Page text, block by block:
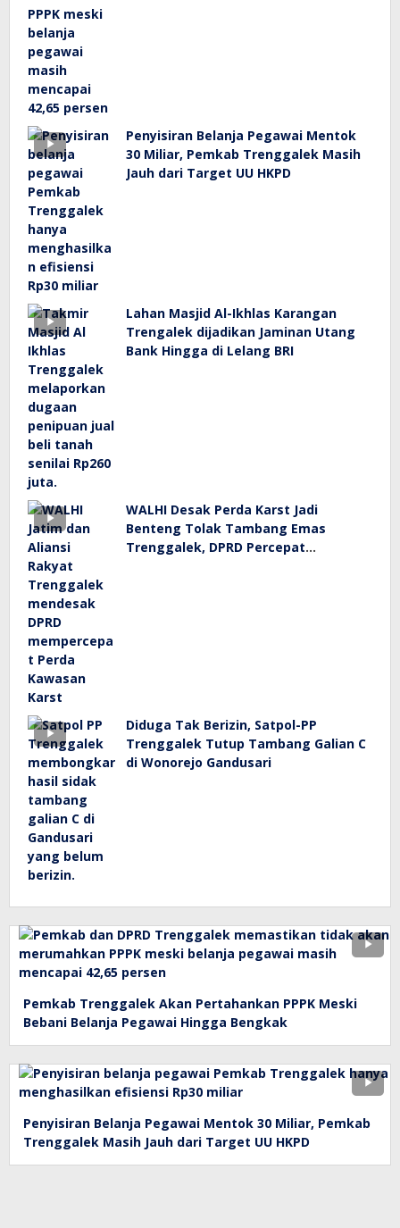
Penyisiran Belanja Pegawai Mentok
30 Miliar, Pemkab Trenggalek Masih
Jauh dari Target UU HKPD
Lahan Masjid Al-Ikhlas Karangan
Trengalek dijadikan Jaminan Utang
Bank Hingga di Lelang BRI
WALHI Desak Perda Karst Jadi
Benteng Tolak Tambang Emas
Trenggalek, DPRD Percepat
Diduga Tak Berizin, Satpol-PP
Trenggalek Tutup Tambang Galian C
di Wonorejo Gandusari
Pemkab Trenggalek Akan Pertahankan PPPK Meski
Bebani Belanja Pegawai Hingga Bengkak
Penyisiran Belanja Pegawai Mentok 30 Miliar, Pemkab
Trenggalek Masih Jauh dari Target UU HKPD